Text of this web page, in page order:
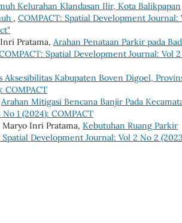
Kelurahan Klandasan Ilir, Kota Balikpapan
, COMPACT: Spatial Development Journal:
Pratama, Arahan Penataan Parkir pada
Spatial Development Journal: Vol
Aksesibilitas Kabupaten Boven Digoel,
COMPACT
Arahan Mitigasi Bencana Banjir Pada
1 (2024): COMPACT
Inri Pratama, Kebutuhan Ruang Parkir
Spatial Development Journal: Vol 2 No 2